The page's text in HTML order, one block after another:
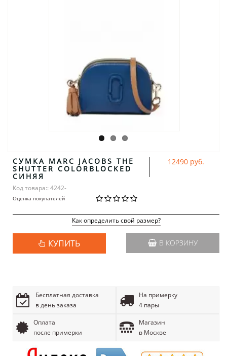
СУМКА MARC JACOBS THE
SHUTTER COLORBLOCKED
СИНЯЯ
Код товара:: 4242-
Оценка покупателей
12490 руб.
Как определить свой размер?
КУПИТЬ В КОРЗИНУ
Бесплатная доставка
в день заказа
На примерку
4 пары
Оплата
после примерки
Магазин
в Москве